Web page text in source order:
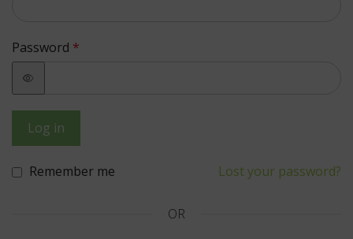
Password *
Log in
Lost your password?
Remember me
OR